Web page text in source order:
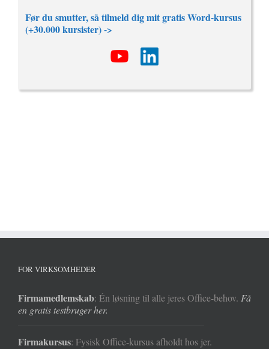
Før du smutter, så tilmeld dig mit gratis Word-kursus
(+30.000 kursister) ->
FOR VIRKSOMHEDER
Firmamedlemskab: Én løsning til alle jeres Office-behov. Få
en gratis testbruger her.
Firmakursus: Fysisk Office-kursus afholdt hos jer.